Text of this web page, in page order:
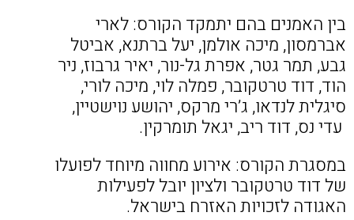
בין האמנים בהם יתמקד הקורס: לארי
אברמסון, מיכה אולמן, יעל ברתנא, אביטל
גבע, תמר גטר, אפרת גל-נור, יאיר גרבוז, ניר
הוד, דוד טרטקובר, פמלה לוי, מיכה לורי,
סיגלית לנדאו, ג’רי מרקס, יהושע נוישטיין,
עדי נס, דוד ריב, יגאל תומרקין.
במסגרת הקורס: אירוע מחווה מיוחד לפועלו
של דוד טרטקובר ולציון יובל לפעילות
האגודה לזכויות האזרח בישראל.